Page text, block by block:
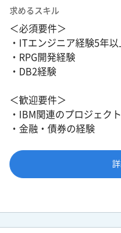
求めるスキル
＜必須要件＞
・ITエンジニア経験5年以
・RPG開発経験
・DB2経験
＜歓迎要件＞
・IBM関連のプロジェク
・金融・債券の経験